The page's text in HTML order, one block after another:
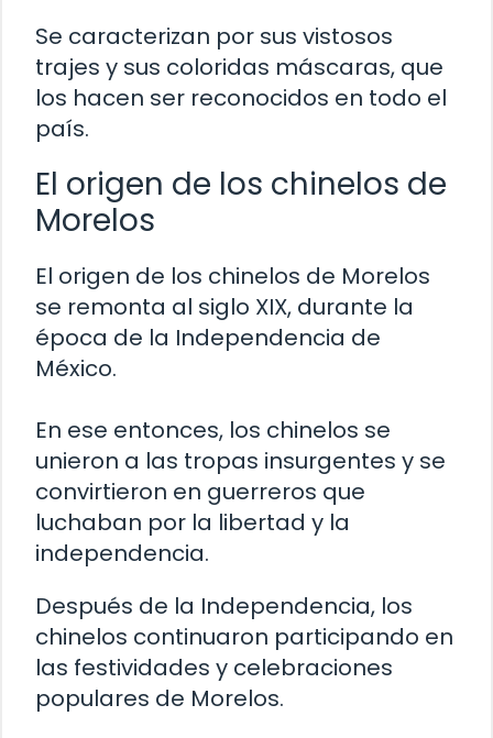
Se caracterizan por sus vistosos
trajes y sus coloridas máscaras, que
los hacen ser reconocidos en todo el
país.
El origen de los chinelos de
Morelos
El origen de los chinelos de Morelos
se remonta al siglo XIX, durante la
época de la Independencia de
México.
En ese entonces, los chinelos se
unieron a las tropas insurgentes y se
convirtieron en guerreros que
luchaban por la libertad y la
independencia.
Después de la Independencia, los
chinelos continuaron participando en
las festividades y celebraciones
populares de Morelos.